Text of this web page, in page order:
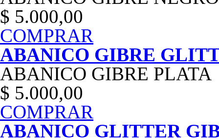
$ 5.000,00
COMPRAR
ABANICO GIBRE
ABANICO GIBRE PLATA
$ 5.000,00
COMPRAR
ABANICO GLITTER